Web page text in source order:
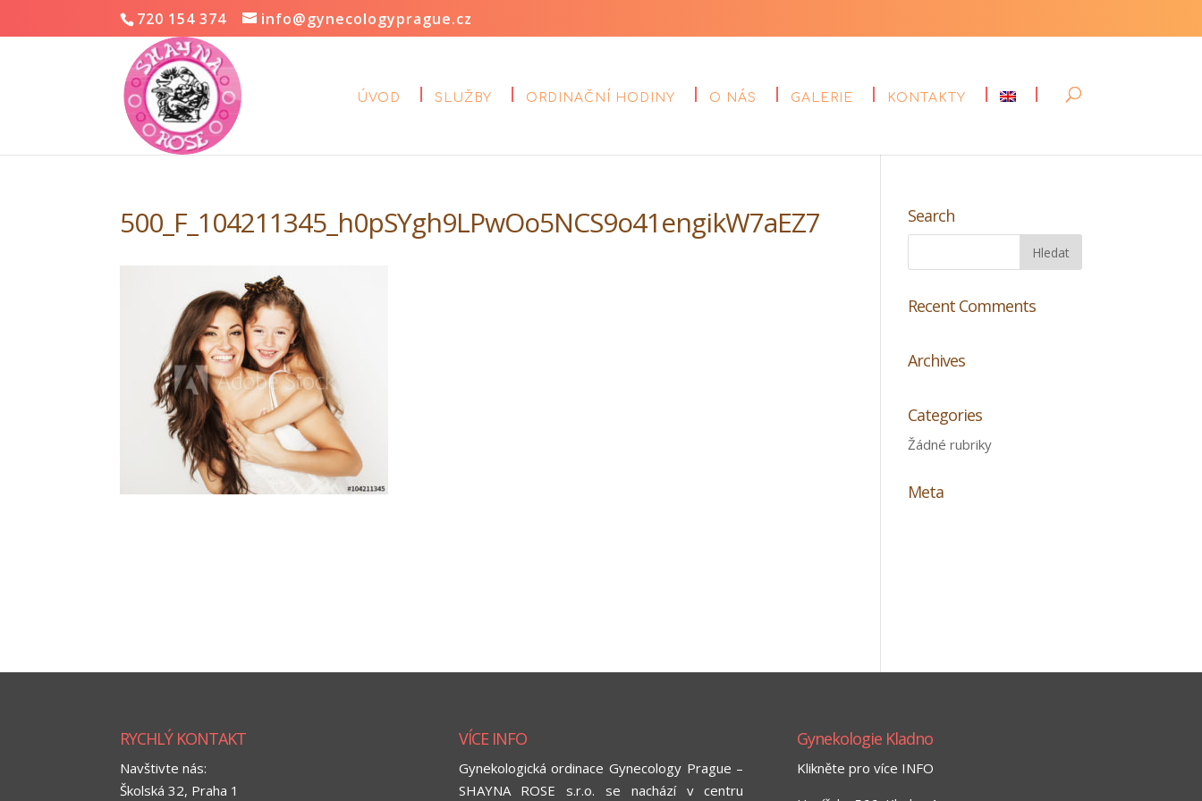
720 154 374 info@gynecologyprague.cz
ÚVOD SLUŽBY ORDINAČNÍ HODINY O NÁS GALERIE KONTAKTY
500_F_104211345_h0pSYgh9LPwOo5NCS9o41engikW7aEZ7 Search
Recent Comments
Archives
Categories
Žádné rubriky
Meta
RYCHLÝ KONTAKT
Navštivte nás:
Školská 32, Praha 1
VÍCE INFO
Gynekologická ordinace Gynecology Prague –
SHAYNA ROSE s.r.o. se nachází v centru
Gynekologie Kladno
Klikněte pro více INFO